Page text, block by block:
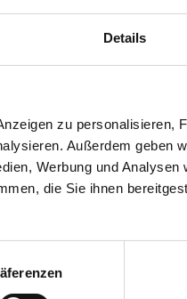
Details
zu personalisieren,
Außerdem geben
Werbung und
die Sie ihnen
Erkrankungen
Claudia Mörtl
Knam, DGKP Sabine
Knam